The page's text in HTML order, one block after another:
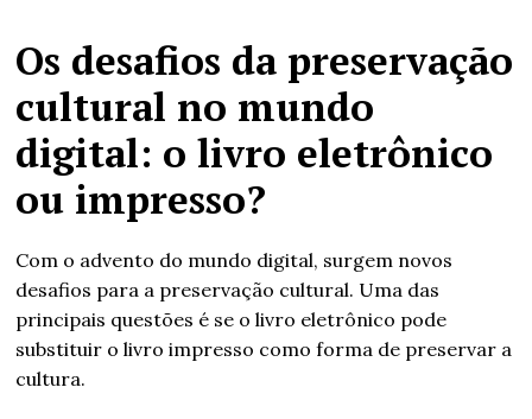
Os desafios da preservação
cultural no mundo
digital: o livro eletrônico
ou impresso?
Com o advento do mundo digital, surgem novos
desafios para a preservação cultural. Uma das
principais questões é se o livro eletrônico pode
substituir o livro impresso como forma de preservar a
cultura.